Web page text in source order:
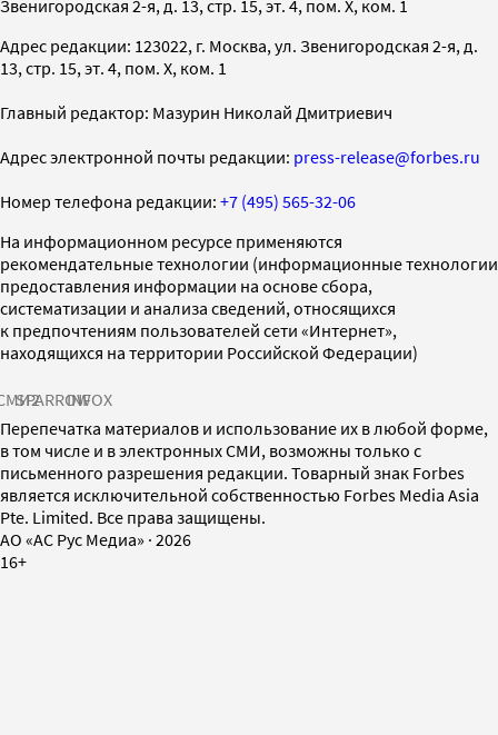
Звенигородская 2-я, д. 13, стр. 15, эт. 4, пом. X, ком. 1
Адрес редакции: 123022, г. Москва, ул. Звенигородская 2-я, д.
13, стр. 15, эт. 4, пом. X, ком. 1
Главный редактор: Мазурин Николай Дмитриевич
Адрес электронной почты редакции: press-release@forbes.ru
Номер телефона редакции: +7 (495) 565-32-06
На информационном ресурсе применяются
рекомендательные технологии (информационные технологии
предоставления информации на основе сбора,
систематизации и анализа сведений, относящихся
к предпочтениям пользователей сети «Интернет»,
находящихся на территории Российской Федерации)
SPARROWINFOX
Перепечатка материалов и использование их в любой форме,
в том числе и в электронных СМИ, возможны только с
письменного разрешения редакции. Товарный знак Forbes
является исключительной собственностью Forbes Media Asia
Pte. Limited. Все права защищены.
AO «АС Рус Медиа» · 2026
16+